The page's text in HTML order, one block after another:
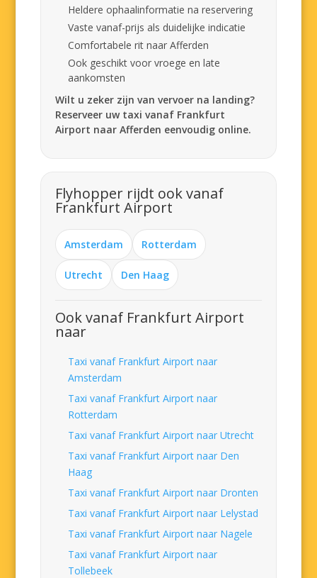
Heldere ophaalinformatie na reservering
Vaste vanaf-prijs als duidelijke indicatie
Comfortabele rit naar Afferden
Ook geschikt voor vroege en late
aankomsten
Wilt u zeker zijn van vervoer na landing?
Reserveer uw taxi vanaf Frankfurt
Airport naar Afferden eenvoudig online.
Flyhopper rijdt ook vanaf
Frankfurt Airport
Amsterdam Rotterdam
Utrecht Den Haag
Ook vanaf Frankfurt Airport
naar
Taxi vanaf Frankfurt Airport naar
Amsterdam
Taxi vanaf Frankfurt Airport naar
Rotterdam
Taxi vanaf Frankfurt Airport naar Utrecht
Taxi vanaf Frankfurt Airport naar Den
Haag
Taxi vanaf Frankfurt Airport naar Dronten
Taxi vanaf Frankfurt Airport naar Lelystad
Taxi vanaf Frankfurt Airport naar Nagele
Taxi vanaf Frankfurt Airport naar
Tollebeek